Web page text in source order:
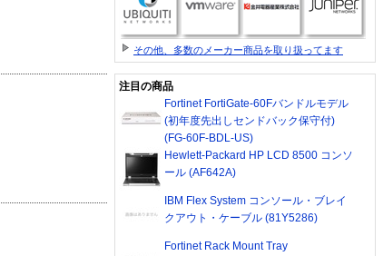
その他、多数のメーカー商品を取り扱ってます
注目の商品
Fortinet FortiGate-60Fバンドルモデル
(初年度先出しセンドバック保守付)
(FG-60F-BDL-US)
Hewlett-Packard HP LCD 8500 コンソ
ール (AF642A)
IBM Flex System コンソール・ブレイ
クアウト・ケーブル (81Y5286)
Fortinet Rack Mount Tray